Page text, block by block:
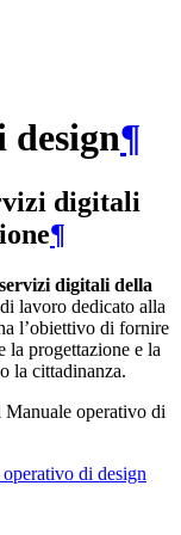
design¶
digitali
¶
digitali della
lavoro dedicato alla
l’obiettivo di fornire
la progettazione e la
la cittadinanza.
Manuale operativo di
di design